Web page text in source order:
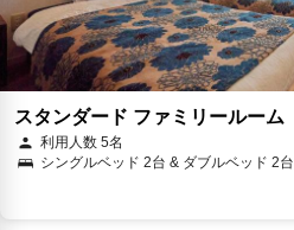
スタンダード ファミリールーム
利用人数 5名
シングルベッド 2台 & ダブルベッド 2台